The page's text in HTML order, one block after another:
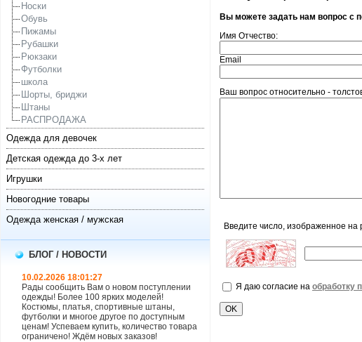
Носки
Обувь
Пижамы
Рубашки
Рюкзаки
Футболки
школа
Шорты, бриджи
Штаны
РАСПРОДАЖА
Одежда для девочек
Детская одежда до 3-х лет
Игрушки
Новогодние товары
Одежда женская / мужская
БЛОГ / НОВОСТИ
10.02.2026 18:01:27
Рады сообщить Вам о новом поступлении
одежды! Более 100 ярких моделей!
Костюмы, платья, спортивные штаны,
футболки и многое другое по доступным
ценам! Успеваем купить, количество товара
ограничено! Ждём новых заказов!
Вы можете задать нам вопрос
Имя Отчество:
Email
Ваш вопрос относительно -
Введите число, изображенное на
Я даю согласие на обработку